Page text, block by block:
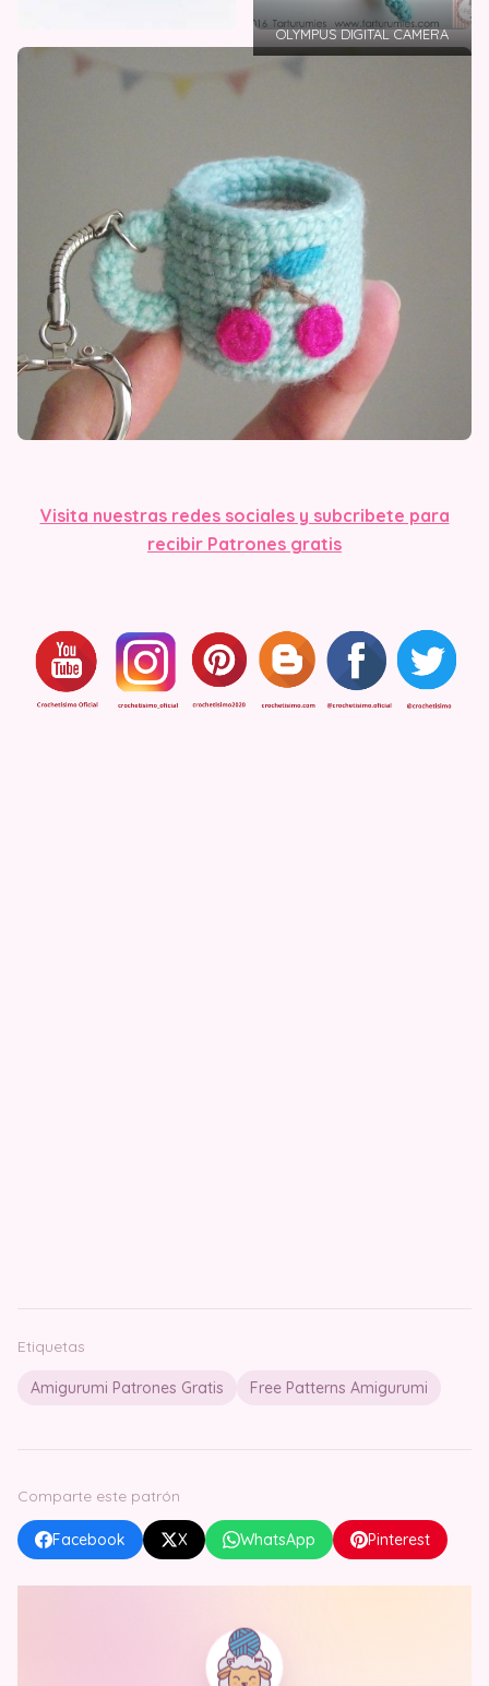
OLYMPUS DIGITAL CAMERA
Visita nuestras redes sociales y subcribete para
recibir Patrones gratis
Etiquetas
Amigurumi Patrones Gratis Free Patterns Amigurumi
Comparte este patrón
Facebook X WhatsApp Pinterest